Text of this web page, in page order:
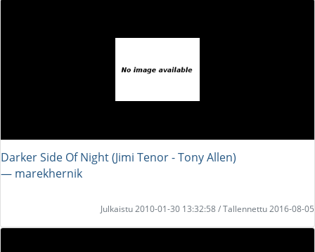
Darker Side Of Night (Jimi Tenor - Tony Allen)
― marekhernik
Julkaistu 2010-01-30 13:32:58 / Tallennettu 2016-08-05